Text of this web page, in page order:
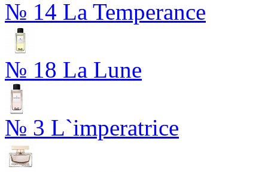
№ 14 La Temperance
№ 18 La Lune
№ 3 L`imperatrice